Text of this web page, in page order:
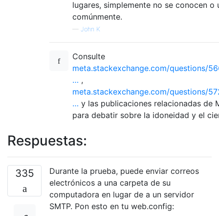
lugares, simplemente no se conocen o
comúnmente.
— John K
Consulte
meta.stackexchange.com/questions/
… ,
meta.stackexchange.com/questions/
… y las publicaciones relacionadas de
para debatir sobre la idoneidad y el
Respuestas:
335
Durante la prueba, puede enviar correos
electrónicos a una carpeta de su
computadora en lugar de a un servidor
SMTP. Pon esto en tu web.config: